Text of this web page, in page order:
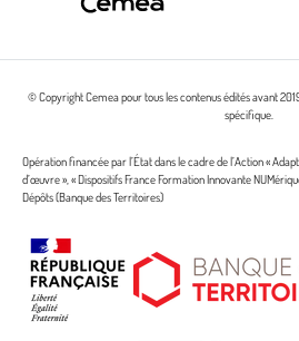
© Copyright Cemea pour tous les contenus édités avant
spécifique.
Opération financée par l’État dans le cadre de l’Action «
d’œuvre », « Dispositifs France Formation Innovante
Dépôts (Banque des Territoires)